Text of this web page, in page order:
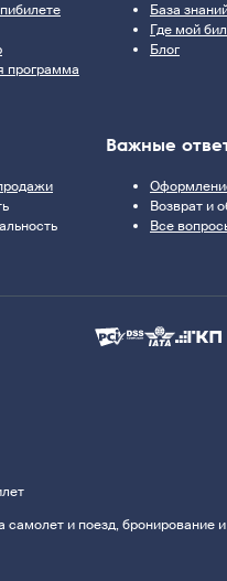
программа
База
Где мой
Блог
Важные
Возврат и
Все
и поезд, бронирование